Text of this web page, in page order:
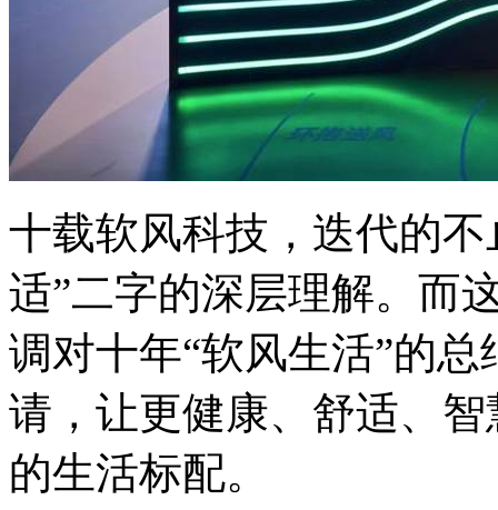
十载软风科技，迭代的
适”二字的深层理解。而
调对十年“软风生活”的
请，让更健康、舒适、
的生活标配。